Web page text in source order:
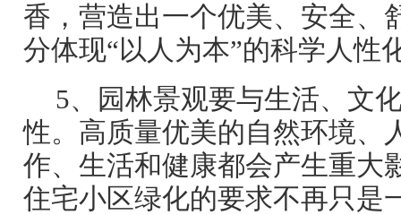
香，营造出一个优美、安全、
分体现“以人为本”的科学人性
5、园林景观要与生活、文
性。高质量优美的自然环境、
作、生活和健康都会产生重大
住宅小区绿化的要求不再只是